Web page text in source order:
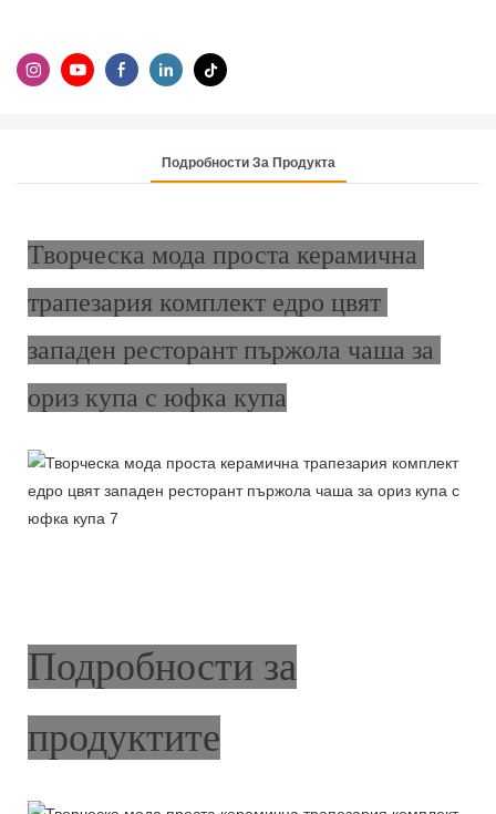
Подробности За Продукта
Творческа мода проста керамична
трапезария комплект едро цвят
западен ресторант пържола чаша за
Подробности за
продуктите